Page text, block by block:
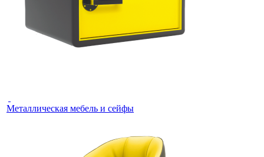
Металлическая мебель и сейфы